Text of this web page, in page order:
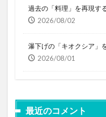
過去の「料理」を再現す
2026/08/02
瀑下げの「キオクシア」
2026/08/01
最近のコメント